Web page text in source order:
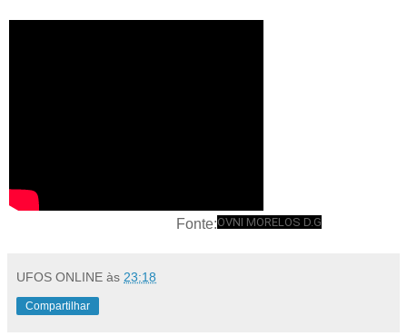
Fonte:OVNI MORELOS D.G
UFOS ONLINE às 23:18
Compartilhar